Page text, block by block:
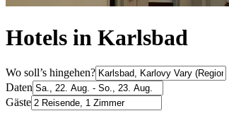
Hotels in Karlsbad
Wo soll’s hingehen?
Daten
Gäste